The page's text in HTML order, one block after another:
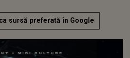
sursă preferată în Google